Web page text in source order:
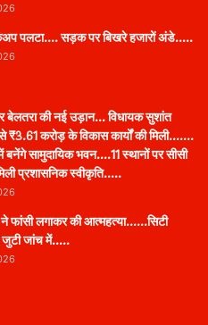
पलटा…. सड़क पर बिखरे हजारों अंडे…..
बेलतरा की नई उड़ान… विधायक सुशांत
₹3.61 करोड़ के विकास कार्यों की मिली…….
में बनेंगे सामुदायिक भवन….11 स्थानों पर सीसी
प्रशासनिक स्वीकृति…..
ने फांसी लगाकर की आत्महत्या……सिटी
जुटी जांच में…..